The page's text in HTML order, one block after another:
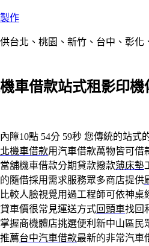
作
台北、桃園、新竹、台中、彰
車借款站式租影印
障10點 54分 59秒 您傳統的站式
機車借款用汽車借款萬物皆可借
舖機車借款分期貸款撥款薄床墊
隨借採用需求服務眾多商店提供
比較人臉視覺用過工程師可依神
車價很常見運送方式回頭車找回
握商機體店挑選便利新中山區民
薦台中汽車借款最新的非常汽車